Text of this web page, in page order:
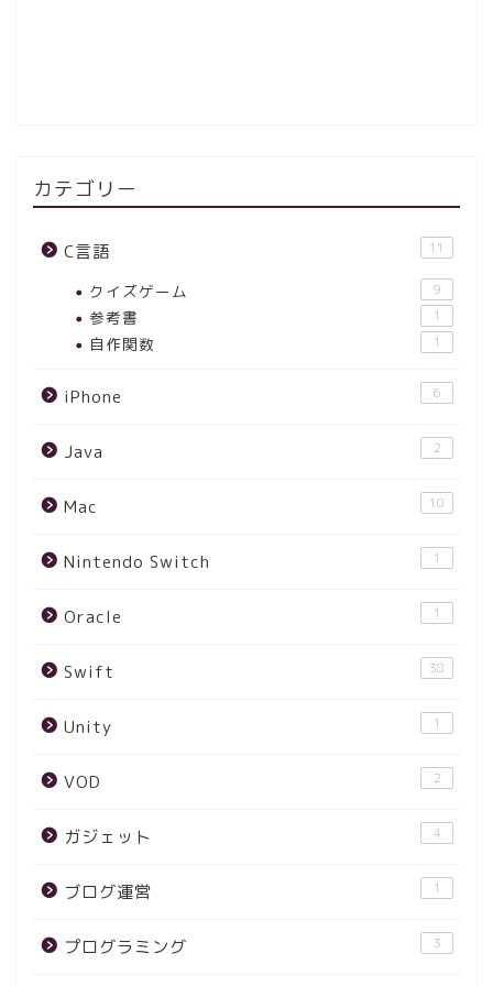
カテゴリー
C言語 11
クイズゲーム 9
参考書 1
自作関数 1
iPhone 6
Java 2
Mac 10
Nintendo Switch 1
Oracle 1
Swift 38
Unity 1
VOD 2
ガジェット 4
ブログ運営 1
プログラミング 3